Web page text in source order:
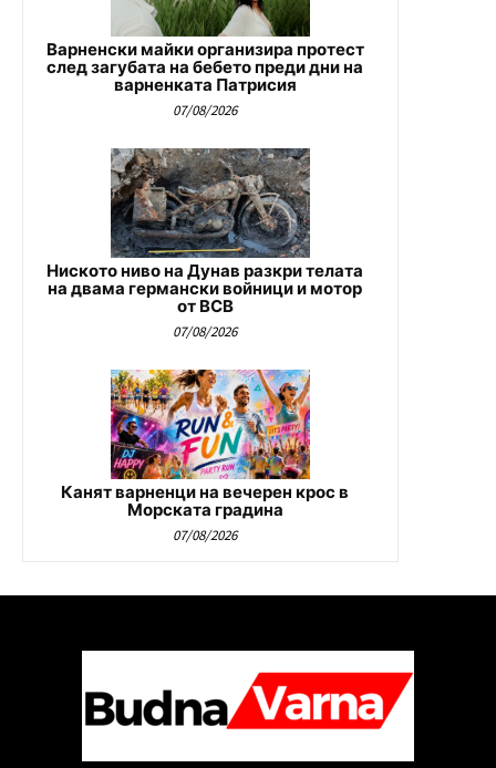
Варненски майки организира протест
след загубата на бебето преди дни на
варненката Патрисия
07/08/2026
Ниското ниво на Дунав разкри телата
на двама германски войници и мотор
от ВСВ
07/08/2026
Канят варненци на вечерен крос в
Морската градина
07/08/2026